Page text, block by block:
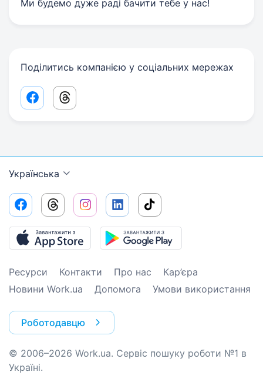
Ми будемо дуже раді бачити тебе у нас!
Поділитись компанією у соціальних мережах
Facebook share link
Threads share link
Українська
Ресурси Контакти Про нас
Кар’єра
Новини Work.ua
Допомога Умови використання
Роботодавцю
© 2006–2026 Work.ua. Сервіс пошуку роботи №1 в
Україні.